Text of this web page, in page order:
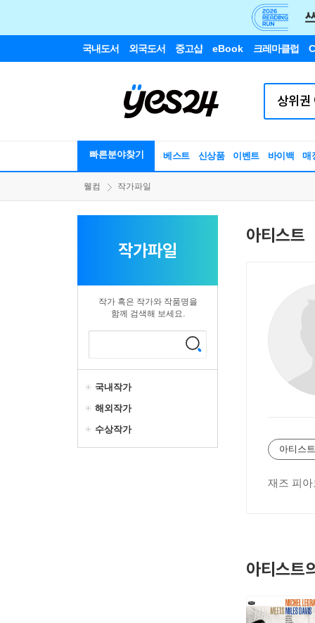
국내도서 외국도서 중고샵 eBook 크레마클럽
빠른분야찾기 베스트 신상품 이벤트 바이백 매
웰컴 작가파일
작가파일
작가 혹은 작가와 작품명을
함께 검색해 보세요.
국내작가
해외작가
수상작가
아티스트
아티스
재즈 피
아티스트